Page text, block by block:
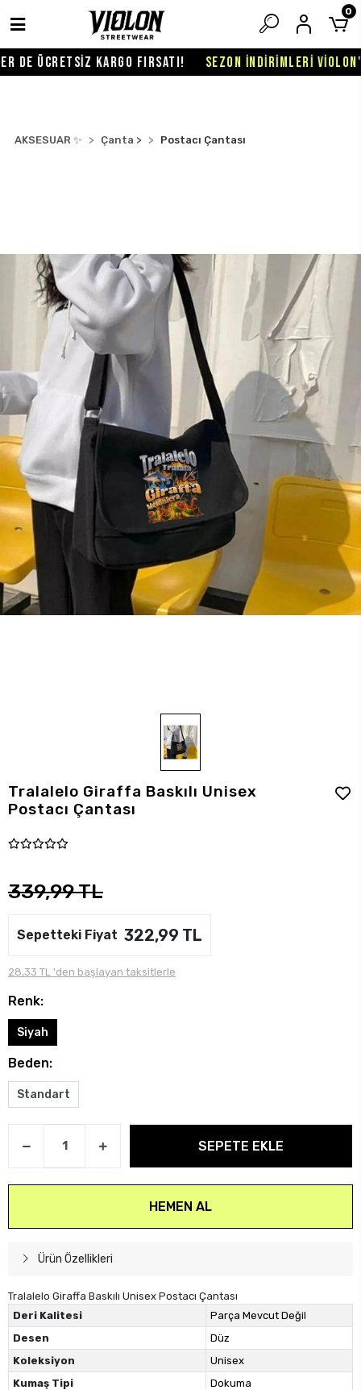
ÜCRETSİZ KARGO FIRSATI! SEZON İNDİRİMLERİ
0
AKSESUAR ✨ Çanta > Postacı Çantası
Tralalelo Giraffa Baskılı Unisex
Postacı Çantası
339,99 TL
Sepetteki Fiyat 322,99 TL
28,33 TL 'den başlayan taksitlerle
Renk:
Siyah
Beden:
Standart
SEPETE EKLE
HEMEN AL
Ürün Özellikleri
Tralalelo Giraffa Baskılı Unisex Postacı Çantası
Deri Kalitesi
Parça Mevcut Değil
Desen
Düz
Koleksiyon
Unisex
Kumaş Tipi
Dokuma